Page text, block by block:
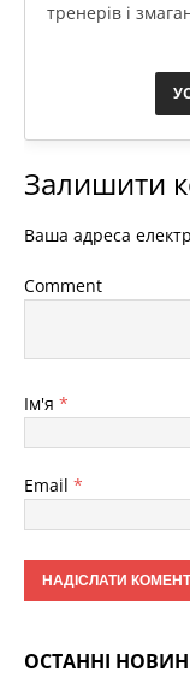
тренерів і
Залишити
Ваша адреса
Comment
Ім'я *
Email *
ОСТАННІ